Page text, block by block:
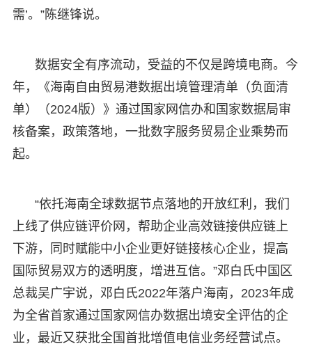
需’。”陈继锋说。
数据安全有序流动，受益的不仅是跨境电商。今
年，《海南自由贸易港数据出境管理清单（负面清
单）（2024版）》通过国家网信办和国家数据局审
核备案，政策落地，一批数字服务贸易企业乘势而
起。
“依托海南全球数据节点落地的开放红利，我们
上线了供应链评价网，帮助企业高效链接供应链上
下游，同时赋能中小企业更好链接核心企业，提高
国际贸易双方的透明度，增进互信。”邓白氏中国区
总裁吴广宇说，邓白氏2022年落户海南，2023年成
为全省首家通过国家网信办数据出境安全评估的企
业，最近又获批全国首批增值电信业务经营试点。